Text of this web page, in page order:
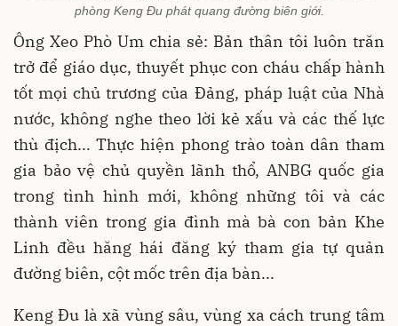
phòng Keng Đu phát quang đường biên giới.
Ông Xeo Phò Um chia sẻ: Bản thân tôi luôn trăn
trở để giáo dục, thuyết phục con cháu chấp hành
tốt mọi chủ trương của Đảng, pháp luật của Nhà
nước, không nghe theo lời kẻ xấu và các thế lực
thù địch... Thực hiện phong trào toàn dân tham
gia bảo vệ chủ quyền lãnh thổ, ANBG quốc gia
trong tình hình mới, không những tôi và các
thành viên trong gia đình mà bà con bản Khe
Linh đều hăng hái đăng ký tham gia tự quản
đường biên, cột mốc trên địa bàn...
Keng Đu là xã vùng sâu, vùng xa cách trung tâm